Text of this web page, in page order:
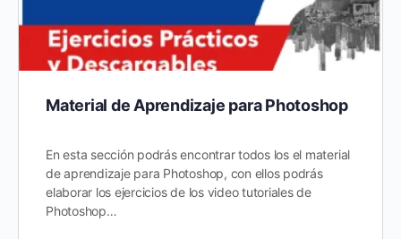
Material de Aprendizaje para Photoshop
En esta sección podrás encontrar todos los el material
de aprendizaje para Photoshop, con ellos podrás
elaborar los ejercicios de los video tutoriales de
Photoshop…